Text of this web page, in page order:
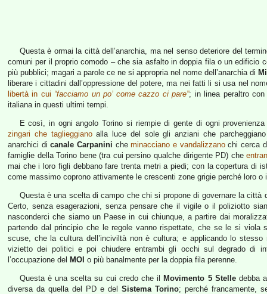
Questa è ormai la città dell’anarchia, ma nel senso deteriore del
comuni per il proprio comodo – che sia asfalto in doppia fila o un edificio
più pubblici; magari a parole ce ne si appropria nel nome dell’anarchia di
liberare i cittadini dall’oppressione del potere, ma nei fatti li si usa nel
libertà in cui “facciamo un po’ come cazzo ci pare”; in linea peraltro
italiana in questi ultimi tempi.
E così, in ogni angolo Torino si riempie di gente di ogni
zingari che taglieggianoalla luce del sole gli anziani che
anarchici dicanale Carpanini cheminacciano e vandalizzanochi cerca
famiglie della Torino bene (tra cui persino qualche dirigente PD) che
mai che i loro figli debbano fare trenta metri a piedi; con la copertura di
come massimo coprono attivamente le crescenti zone grigie perché loro
Questa è una scelta di campo che chi si propone di governare la
Certo, senza esagerazioni, senza pensare che il vigile o il poliziotto
nasconderci che siamo un Paese in cui chiunque, a partire dai
partendo dal principio che le regole vanno rispettate, che se le si
scuse, che la cultura dell’inciviltà non è cultura; e applicando lo
vizietto dei politici e poi chiudere entrambi gli occhi sul degrado di
l’occupazione del MOI o più banalmente per la doppia fila perenne.
Questa è una scelta su cui credo che il Movimento 5 Stelledebba
diversa da quella del PD e del Sistema Torino; perché francamente,